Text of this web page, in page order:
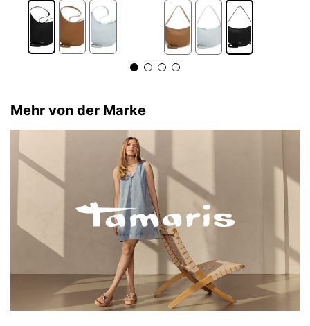
Mehr von der Marke